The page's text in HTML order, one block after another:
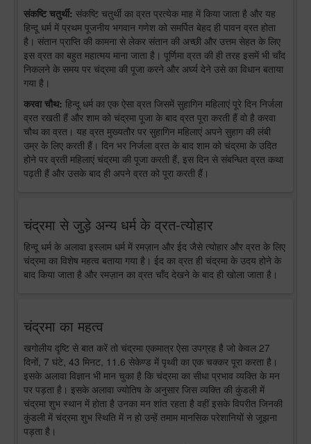
संकष्टि चतुर्थी: संकष्टि चतुर्थी का व्रत प्रत्येक माह में किया जाता है और यह
हिन्दू धर्म में प्रथम पूजनीय भगवान गणेश को समर्पित बेहद ही पावन व्रत होता
है। संतान प्राप्ति की कामना से लेकर संतान की अच्छी और उत्तम सेहत के लिए
इस व्रत का बहुत महात्मय माना जाता है। पूर्णिमा व्रत की ही तरह इसमें भी चाँद
निकलने के समय पर चंद्रमा की पूजा करने और अर्घ्य देने उसे का विधान बताया
गया है।
करवा चौथ: हिन्दू धर्म का एक ऐसा व्रत जिसमें सुहागिन महिलाएं पूरे दिन निर्जला
व्रत रखती हैं और शाम को चंद्रमा पूजा के बाद व्रत पूरा करती हैं वो है करवा
चौथ का व्रत। यह व्रत मुख्यतौर पर सुहागिन महिलाएं अपने सुहाग की लंबी
उम्र के लिए करती हैं। दिन भर निर्जला व्रत के बाद शाम को चंद्रमा के उदित
होने पर व्रती महिलाएं चंद्रमा की पूजा करती हैं, इस दिन से संबन्धित व्रत कथा
पढ़ती हैं और उसके बाद ही अपने व्रत को पूरा करती हैं।
चंद्रमा से जुड़े अन्य धर्म के व्रत-त्योहार
हिन्दू धर्म के अलावा इस्लाम धर्म में रमज़ान और ईद जैसे त्योहार और व्रत के लिए
चंद्रमा का विशेष महत्व बताया गया है। ईद का व्रत ही चंद्रमा के उदय होने के
बाद किया जाता है और रमज़ान का व्रत चाँद देखने के बाद ही खोला जाता है।
चंद्रमा का महत्व
खगोलीय दृष्टि से बात करें तो चंद्रमा एकमात्र ऐसा उपग्रह है जो केवल 27
दिनों, 7 घंटे, 43 मिनट, 11.6 सेकेण्ड में पृथ्वी का एक चक्कर पूरा करता है।
इसके अलावा विज्ञान भी मान चुका है कि चंद्रमा का सीधा प्रभाव व्यक्ति के मन
पर पड़ता है। इसके अलावा ज्योतिष के अनुसार जिस व्यक्ति की कुंडली में
चंद्रमा शुभ स्थान में होता है उनका मन शांत रहता है वहीं इसके विपरीत जिनकी
कुंडली में चंद्रमा शुभ स्थिति में न हो उन्हें तमाम मानसिक परेशानियों से जूझना
पड़ता है।